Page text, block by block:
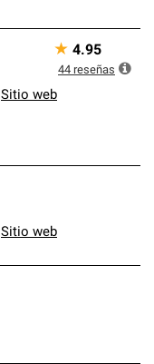
Sitio web
★ 4.95
44 reseñas
Sitio web